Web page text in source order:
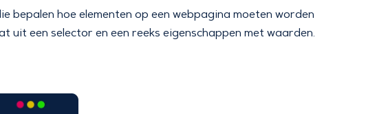
bepalen hoe elementen op een webpagina moeten worden
uit een selector en een reeks eigenschappen met waarden.